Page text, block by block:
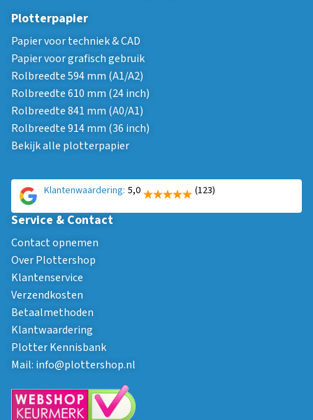
Plotterpapier
Papier voor techniek & CAD
Papier voor grafisch gebruik
Rolbreedte 594 mm (A1/A2)
Rolbreedte 610 mm (24 inch)
Rolbreedte 841 mm (A0/A1)
Rolbreedte 914 mm (36 inch)
Bekijk alle plotterpapier
Klantenwaardering: 5,0 (123)
Service & Contact
Contact opnemen
Over Plottershop
Klantenservice
Verzendkosten
Betaalmethoden
Klantwaardering
Plotter Kennisbank
Mail: info@plottershop.nl